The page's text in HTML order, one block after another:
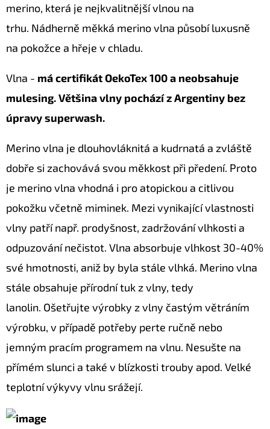
merino, která je nejkvalitnější vlnou na
trhu. Nádherně měkká merino vlna působí luxusně
na pokožce a hřeje v chladu.
Vlna - má certifikát OekoTex 100 a neobsahuje
mulesing.Většina vlny pochází z Argentiny bez
úpravy superwash.
Merino vlna je dlouhovláknitá a kudrnatá a zvláště
dobře si zachovává svou měkkost při předení. Proto
je merino vlna vhodná i pro atopickou a citlivou
pokožku včetně miminek. Mezi vynikající vlastnosti
vlny patří např. prodyšnost, zadržování vlhkosti a
odpuzování nečistot. Vlna absorbuje vlhkost 30-40%
své hmotnosti, aniž by byla stále vlhká. Merino vlna
stále obsahuje přírodní tuk z vlny, tedy
lanolin. Ošetřujte výrobky z vlny častým větráním
výrobku, v případě potřeby perte ručně nebo
jemným pracím programem na vlnu. Nesušte na
přímém slunci a také v blízkosti trouby apod. Velké
teplotní výkyvy vlnu srážejí.